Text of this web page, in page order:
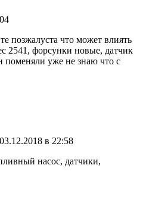
позжалуста что может влиять
2541, форсунки новые, датчик
уже не знаю что с
03.12.2018 в 22:58
насос, датчики,